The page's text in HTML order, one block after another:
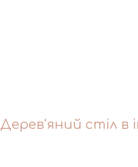
Дерев'яний стіл в